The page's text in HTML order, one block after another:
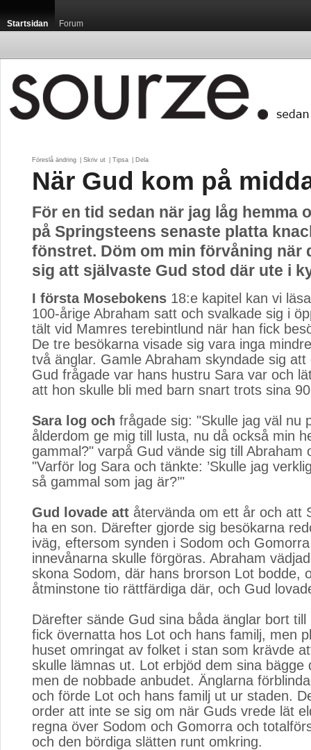
Startsidan Forum
Föreslå ändring Skriv ut Tipsa Dela
När Gud kom på
För en tid sedan när jag låg hemma
på Springsteens senaste platta
fönstret. Döm om min förvåning när
sig att självaste Gud stod där ute i
I första Mosebokens 18:e kapitel kan vi
100-årige Abraham satt och svalkade sig i
tält vid Mamres terebintlund när han fick
De tre besökarna visade sig vara inga
två änglar. Gamle Abraham skyndade sig
Gud frågade var hans hustru Sara var och
att hon skulle bli med barn snart trots sina
Sara log och frågade sig: "Skulle jag väl nu
ålderdom ge mig till lusta, nu då också min
gammal?" varpå Gud vände sig till Abraham
"Varför log Sara och tänkte: ’Skulle jag
så gammal som jag är?’"
Gud lovade att återvända om ett år och att
ha en son. Därefter gjorde sig besökarna
iväg, eftersom synden i Sodom och
innevånarna skulle förgöras. Abraham
skona Sodom, där hans brorson Lot bodde,
åtminstone tio rättfärdiga där, och Gud
Därefter sände Gud sina båda änglar bort
fick övernatta hos Lot och hans familj, men
huset omringat av folket i stan som krävde
skulle lämnas ut. Lot erbjöd dem sina bägge
men de nobbade anbudet. Änglarna
och förde Lot och hans familj ut ur staden.
order att inte se sig om när Guds vrede lät
regna över Sodom och Gomorra och
och den bördiga slätten runt omkring.